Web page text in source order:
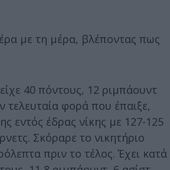
με τη μέρα, βλέποντας πως
40 πόντους, 12 ριμπάουντ
τελευταία φορά που έπαιξε,
εντός έδρας νίκης με 127-125
Σκόραρε το νικητήριο
πριν το τέλος. Έχει κατά